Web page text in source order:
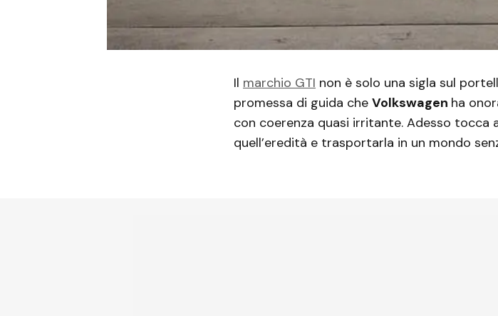
Il marchio GTI non è solo una sigla sul
promessa di guida che Volkswagen ha
con coerenza quasi irritante. Adesso tocca
quell’eredità e trasportarla in un mondo